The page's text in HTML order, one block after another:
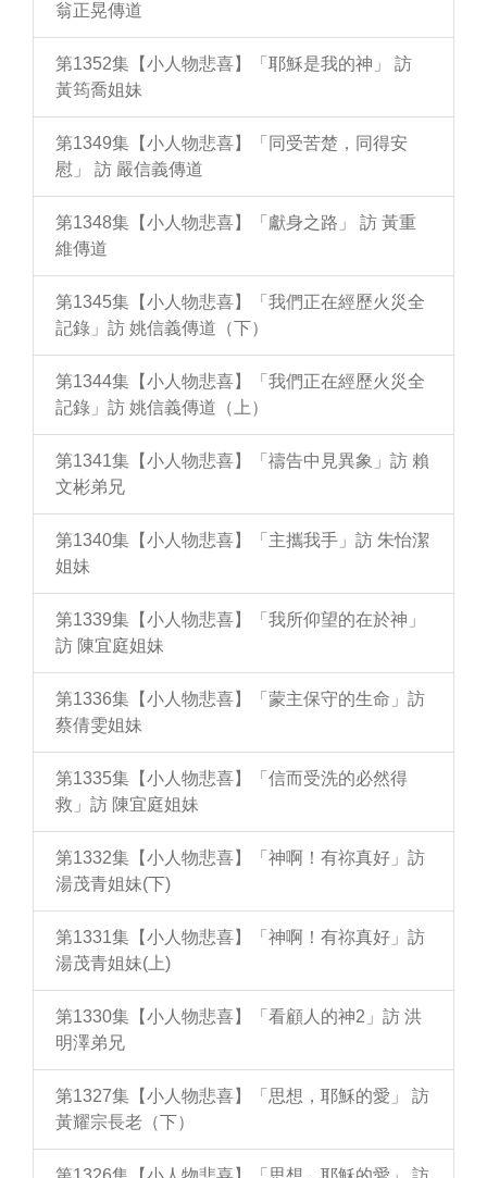
翁正晃傳道
第1352集【小人物悲喜】「耶穌是我的神」 訪
黃筠喬姐妹
第1349集【小人物悲喜】「同受苦楚，同得安
慰」 訪 嚴信義傳道
第1348集【小人物悲喜】「獻身之路」 訪 黃重
維傳道
第1345集【小人物悲喜】「我們正在經歷火災全
記錄」訪 姚信義傳道（下）
第1344集【小人物悲喜】「我們正在經歷火災全
記錄」訪 姚信義傳道（上）
第1341集【小人物悲喜】「禱告中見異象」訪 賴
文彬弟兄
第1340集【小人物悲喜】「主攜我手」訪 朱怡潔
姐妹
第1339集【小人物悲喜】「我所仰望的在於神」
訪 陳宜庭姐妹
第1336集【小人物悲喜】「蒙主保守的生命」訪
蔡倩雯姐妹
第1335集【小人物悲喜】「信而受洗的必然得
救」訪 陳宜庭姐妹
第1332集【小人物悲喜】「神啊！有祢真好」訪
湯茂青姐妹(下)
第1331集【小人物悲喜】「神啊！有祢真好」訪
湯茂青姐妹(上)
第1330集【小人物悲喜】「看顧人的神2」訪 洪
明澤弟兄
第1327集【小人物悲喜】「思想，耶穌的愛」 訪
黃耀宗長老（下）